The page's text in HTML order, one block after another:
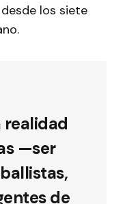
los siete
realidad
—ser
de